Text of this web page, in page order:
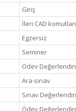
Giriş
İleri CAD
Egzersiz
Seminer
Ödev
Ara-sınav
Sınav
Ödev